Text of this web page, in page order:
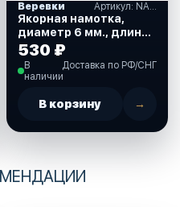
Веревки Артикул: NAMD6L20
Якорная намотка,
диаметр 6 мм., длина
20 м. (NAMD6L20)
530 ₽
В
наличии
Доставка по РФ/СНГ
В корзину →